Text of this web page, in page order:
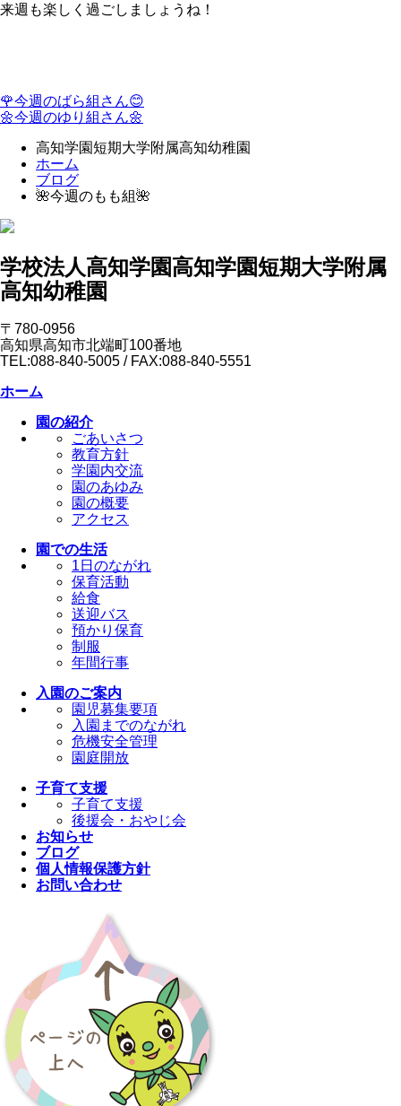
来週も楽しく過ごしましょうね！
🌹今週のばら組さん😊
🌼今週のゆり組さん🌼
高知学園短期大学附属高知幼稚園
ホーム
ブログ
🌺今週のもも組🌺
学校法人高知学園高知学園短期大学附属
高知幼稚園
〒780-0956
高知県高知市北端町100番地
TEL:088-840-5005 / FAX:088-840-5551
ホーム
園の紹介
ごあいさつ
教育方針
学園内交流
園のあゆみ
園の概要
アクセス
園での生活
1日のながれ
保育活動
給食
送迎バス
預かり保育
制服
年間行事
入園のご案内
園児募集要項
入園までのながれ
危機安全管理
園庭開放
子育て支援
子育て支援
後援会・おやじ会
お知らせ
ブログ
個人情報保護方針
お問い合わせ